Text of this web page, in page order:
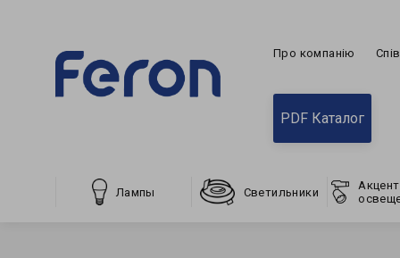
Про компанію
PDF Каталог
Лампы Светильники